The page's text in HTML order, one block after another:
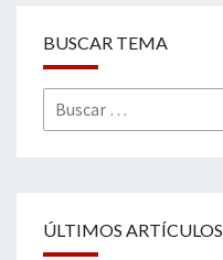
BUSCAR TEMA
Buscar
por:
ÚLTIMOS ARTÍCULOS